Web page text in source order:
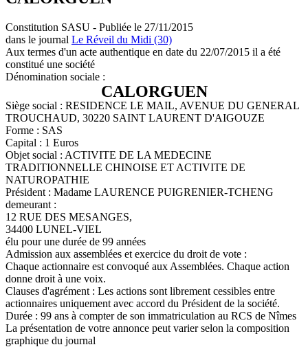
Constitution SASU - Publiée le 27/11/2015
dans le journal Le Réveil du Midi (30)
Aux termes d'un acte authentique en date du 22/07/2015 il a été
constitué une société
Dénomination sociale :
CALORGUEN
Siège social : RESIDENCE LE MAIL, AVENUE DU GENERAL
TROUCHAUD, 30220 SAINT LAURENT D'AIGOUZE
Forme : SAS
Capital : 1 Euros
Objet social : ACTIVITE DE LA MEDECINE
TRADITIONNELLE CHINOISE ET ACTIVITE DE
NATUROPATHIE
Président : Madame LAURENCE PUIGRENIER-TCHENG
demeurant :
12 RUE DES MESANGES,
34400 LUNEL-VIEL
élu pour une durée de 99 années
Admission aux assemblées et exercice du droit de vote :
Chaque actionnaire est convoqué aux Assemblées. Chaque action
donne droit à une voix.
Clauses d'agrément : Les actions sont librement cessibles entre
actionnaires uniquement avec accord du Président de la société.
Durée : 99 ans à compter de son immatriculation au RCS de Nîmes
La présentation de votre annonce peut varier selon la composition
graphique du journal